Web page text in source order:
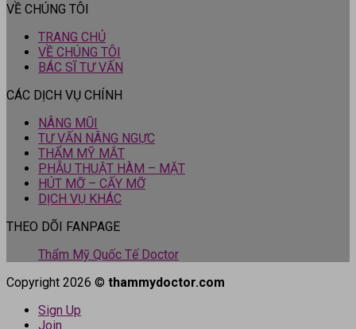
VỀ CHÚNG TÔI
TRANG CHỦ
VỀ CHÚNG TÔI
BÁC SĨ TƯ VẤN
CÁC DỊCH VỤ CHÍNH
NÂNG MŨI
TƯ VẤN NÂNG NGỰC
THẨM MỸ MẮT
PHẪU THUẬT HÀM – MẶT
HÚT MỠ – CẤY MỠ
DỊCH VỤ KHÁC
THEO DÕI FANPAGE
Thẩm Mỹ Quốc Tế Doctor
Copyright 2026 © thammydoctor.com
Sign Up
Join